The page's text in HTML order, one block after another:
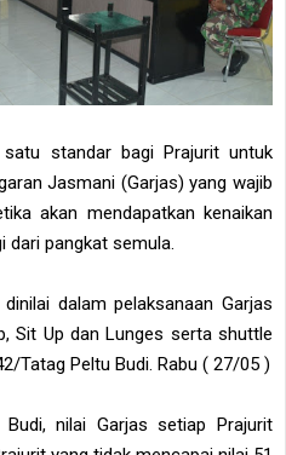
satu standar bagi Prajurit untuk
Jasmani (Garjas) yang wajib
akan mendapatkan kenaikan
dari pangkat semula.
dalam pelaksanaan Garjas
Sit Up dan Lunges serta shuttle
Tatag Peltu Budi. Rabu ( 27/05 )
nilai Garjas setiap Prajurit